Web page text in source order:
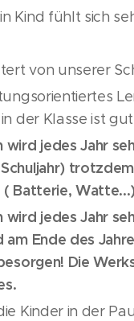
Kind fühlt sich
von unserer
in der Klasse ist
wird jedes Jahr
( Batterie, Watte...)
wird jedes Jahr
am Ende des
Die
Kinder in der